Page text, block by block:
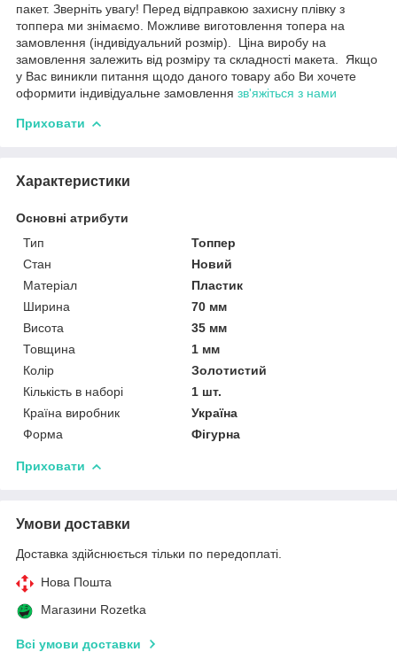
пакет. Зверніть увагу! Перед відправкою захисну плівку з
топпера ми знімаємо. Можливе виготовлення топера на
замовлення (індивідуальний розмір). Ціна виробу на
замовлення залежить від розміру та складності макета. Якщо
у Вас виникли питання щодо даного товару або Ви хочете
оформити індивідуальне замовлення зв'яжіться з нами
Приховати
Характеристики
Основні атрибути
Тип
Топпер
Стан
Новий
Матеріал
Пластик
Ширина
70 мм
Висота
35 мм
Товщина
1 мм
Колір
Золотистий
Кількість в наборі
1 шт.
Країна виробник
Україна
Форма
Фігурна
Приховати
Умови доставки
Доставка здійснюється тільки по передоплаті.
Нова Пошта
Магазини Rozetka
Всі умови доставки